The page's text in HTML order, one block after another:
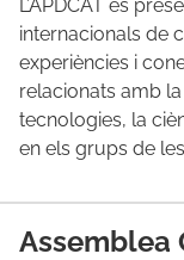
L’APDCAT és
internacionals de
experiències i
relacionats amb
tecnologies, la
en els grups de
Assemblea